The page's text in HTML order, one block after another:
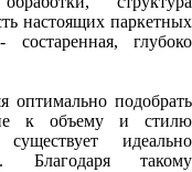
настоящих паркетных
глубоко
оптимально подобрать
к объему и стилю
идеально
Благодаря такому